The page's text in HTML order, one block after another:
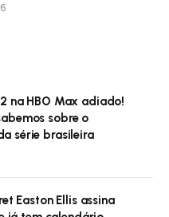
na HBO Max adiado!
sobre o
série brasileira
Easton Ellis assina